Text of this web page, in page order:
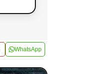
WhatsApp